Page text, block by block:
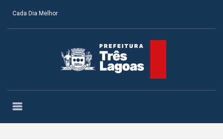
Cada Dia Melhor